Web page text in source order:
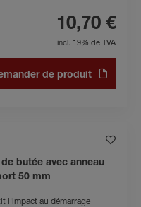
10,70 €
incl. 19% de TVA
de produit
butée avec anneau
50 mm
l'impact au démarrage